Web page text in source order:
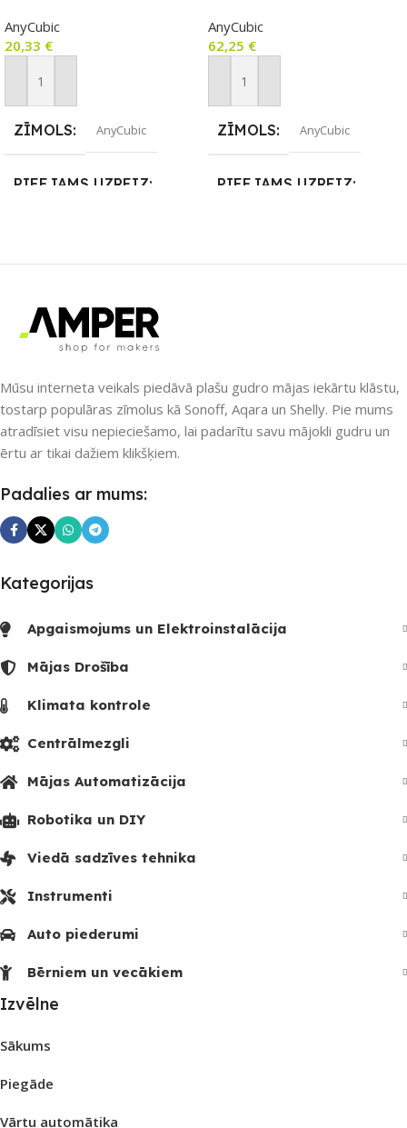
AnyCubic
20,33 €
Pievienot Grozam
ZĪMOLS AnyCubic
PIEEJAMS UZREIZ
AnyCubic
62,25 €
Pievienot Grozam
ZĪMOLS AnyCubic
PIEEJAMS UZREIZ
Mūsu interneta veikals piedāvā plašu gudro mājas iekārtu klāstu,
tostarp populāras zīmolus kā Sonoff, Aqara un Shelly. Pie mums
atradīsiet visu nepieciešamo, lai padarītu savu mājokli gudru un
ērtu ar tikai dažiem klikšķiem.
Padalies ar mums:
Kategorijas
Apgaismojums un Elektroinstalācija
Mājas Drošība
Klimata kontrole
Centrālmezgli
Mājas Automatizācija
Robotika un DIY
Viedā sadzīves tehnika
Instrumenti
Auto piederumi
Bērniem un vecākiem
Izvēlne
Sākums
Piegāde
Vārtu automātika